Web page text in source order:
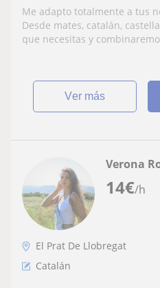
Me adapto totalmente a tus
Desde mates, catalán,
que necesitas y
ver más
14€/h
Verona
El Prat De Llobregat
Catalán